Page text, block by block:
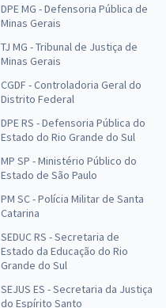
DPE MG - Defensoria Pública de
Minas Gerais
TJ MG - Tribunal de Justiça de
Minas Gerais
CGDF - Controladoria Geral do
Distrito Federal
DPE RS - Defensoria Pública do
Estado do Rio Grande do Sul
MP SP - Ministério Público do
Estado de São Paulo
PM SC - Polícia Militar de Santa
Catarina
SEDUC RS - Secretaria de
Estado da Educação do Rio
Grande do Sul
SEJUS ES - Secretaria da Justiça
do Espírito Santo